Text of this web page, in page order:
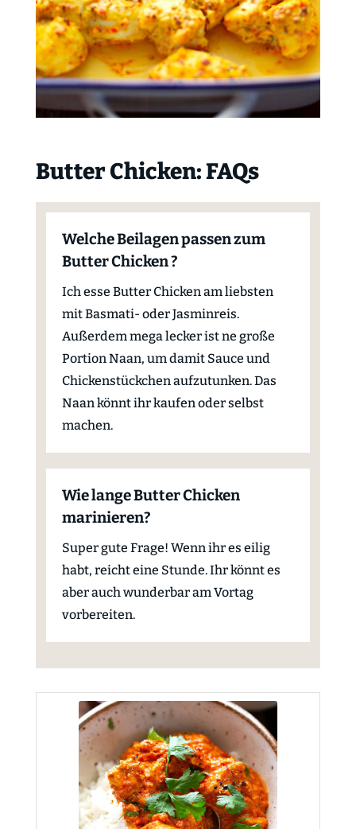
Butter Chicken: FAQs
Welche Beilagen passen zum
Butter Chicken ?
Ich esse Butter Chicken am liebsten
mit Basmati- oder Jasminreis.
Außerdem mega lecker ist ne große
Portion Naan, um damit Sauce und
Chickenstückchen aufzutunken. Das
Naan könnt ihr kaufen oder selbst
machen.
Wie lange Butter Chicken
marinieren?
Super gute Frage! Wenn ihr es eilig
habt, reicht eine Stunde. Ihr könnt es
aber auch wunderbar am Vortag
vorbereiten.